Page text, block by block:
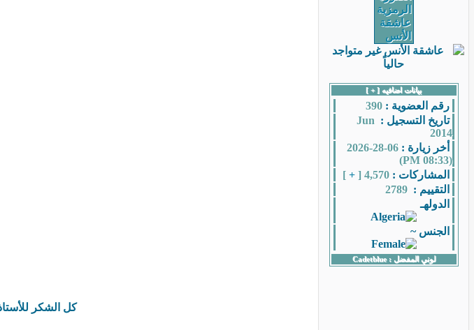
بيانات اضافيه [+
]
رقم العضوية : 390
تاريخ التسجيل : Jun
2014
أخر زيارة :
06-28-2026
(08:33 PM)
المشاركات : 4,570 [
+
]
التقييم :2789
الدولهـ
الجنس ~
لوني المفضل :Cadetblue
كل الشكر